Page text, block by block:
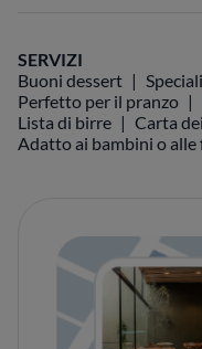
SERVIZI
Buoni dessert
Perfetto per il pranzo
Lista di birre
Carta
Adatto ai bambini o alle